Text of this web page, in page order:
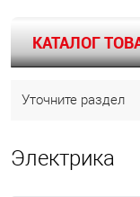
КАТАЛОГ
Уточните раздел
Электрика